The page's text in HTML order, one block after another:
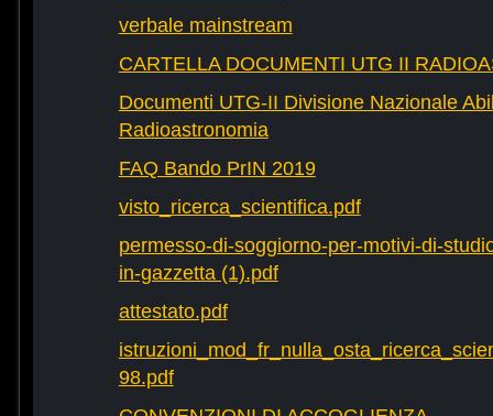
verbale mainstream
CARTELLA DOCUMENTI UTG II
Documenti UTG-II Divisione Nazionale
Radioastronomia
FAQ Bando PrIN 2019
visto_ricerca_scientifica.pdf
permesso-di-soggiorno-per-motivi-di-
in-gazzetta (1).pdf
attestato.pdf
98.pdf